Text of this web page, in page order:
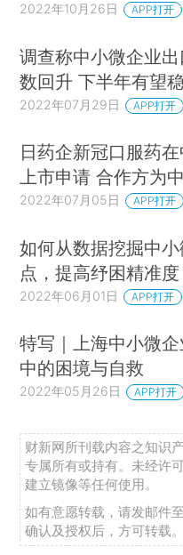
2022年10月26日 APP打开
调查称中小微企业
数回升 下半年有望
2022年07月29日 APP打开
日药企新冠口服药
上市申请 合作方为
2022年07月05日 APP打开
如何从数据挖掘中
点，提高纾困精准度
2022年06月01日 APP打开
特写｜上海中小微
中的困境与自救
2022年05月26日 APP打开
财新网所刊载内容之知识
专属所有或持有。未经许
建立镜像等任何使用。
如有意愿转载，请发邮件至
确认及授权后，方可转载。